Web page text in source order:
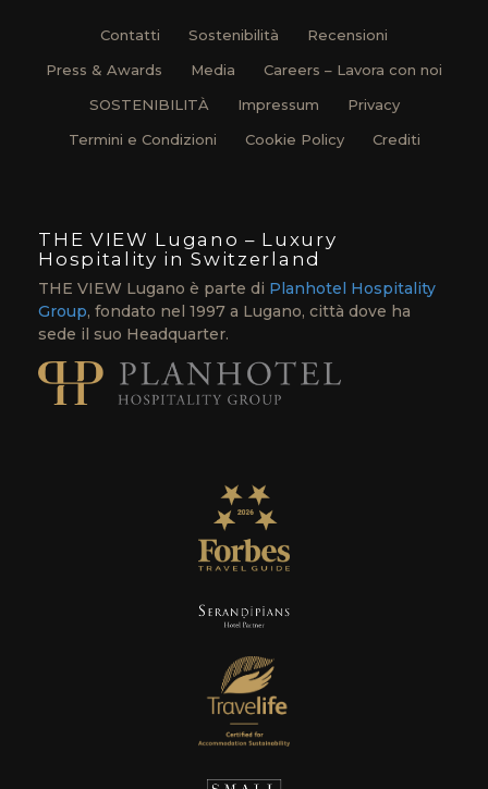
Contatti Sostenibilità
Recensioni
Press & Awards
Media
Careers – Lavora con noi
SOSTENIBILITÀ
Impressum
Privacy
Termini e Condizioni
Cookie Policy Crediti
THE VIEW Lugano – Luxury
Hospitality in Switzerland
THE VIEW Lugano è parte di Planhotel Hospitality
Group, fondato nel 1997 a Lugano, città dove ha
sede il suo Headquarter.